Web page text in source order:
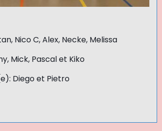
Nico C, Alex, Necke, Melissa
Mick, Pascal et Kiko
Diego et Pietro